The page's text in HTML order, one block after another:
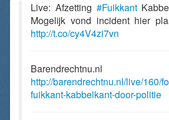
Live: Afzetting #Fuikkant
Mogelijk vond incident hier
http://t.co/cy4V4zi7vn
Barendrechtnu.nl
http://barendrechtnu.nl/live/160/
fuikkant-kabbelkant-door-politie